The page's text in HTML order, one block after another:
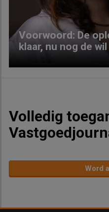
Voorwoord: De
klaar, nu nog de wil
Volledig
Word